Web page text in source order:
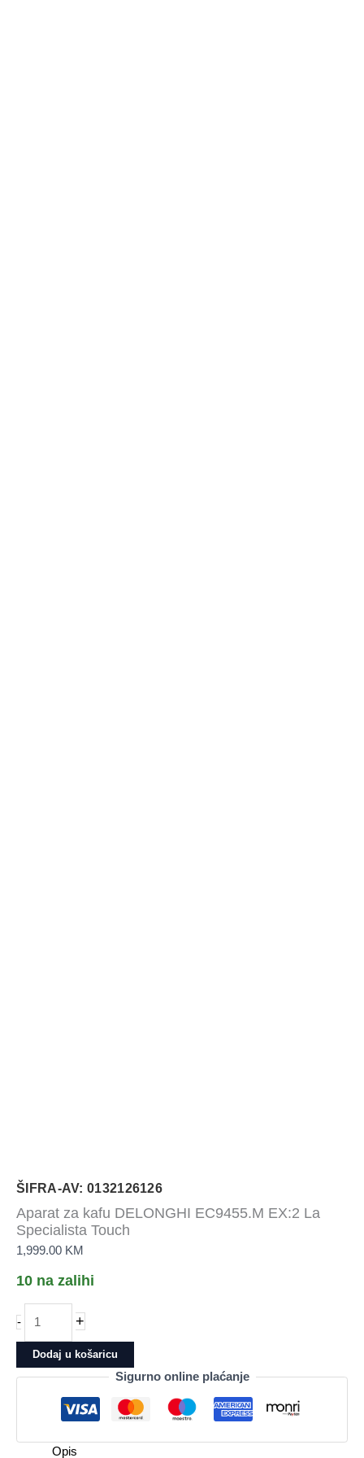
ŠIFRA-AV: 0132126126
Aparat za kafu DELONGHI EC9455.M EX:2 La
Specialista Touch
1,999.00 KM
10 na zalihi
-
za
kafu
DELONGHI
Specialista
+
Dodaj u košaricu
Sigurno online plaćanje
Opis